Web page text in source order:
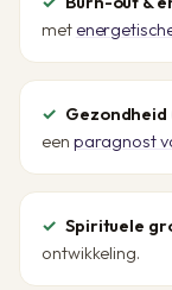
met
een paragnost
Spirituele
ontwikkeling.